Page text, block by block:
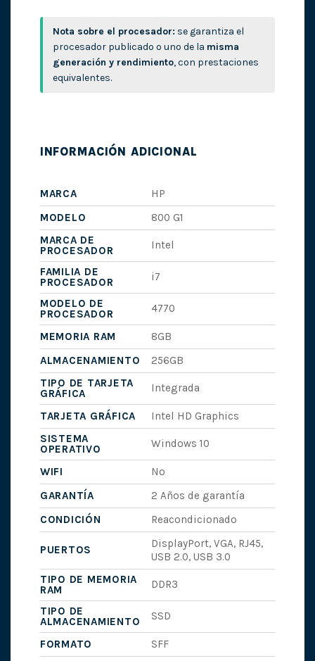
Nota sobre el procesador: se garantiza el
procesador publicado o uno de la misma
generación y rendimiento, con prestaciones
equivalentes.
INFORMACIÓN ADICIONAL
MARCA
HP
MODELO
800 G1
MARCA DE
PROCESADOR
Intel
FAMILIA DE
PROCESADOR
i7
MODELO DE
PROCESADOR
4770
MEMORIA RAM
8GB
ALMACENAMIENTO
256GB
TIPO DE TARJETA
GRÁFICA
Integrada
TARJETA GRÁFICA
Intel HD Graphics
SISTEMA
OPERATIVO
Windows 10
WIFI
No
GARANTÍA
2 Años de garantía
CONDICIÓN
Reacondicionado
PUERTOS
DisplayPort, VGA, RJ45,
USB 2.0, USB 3.0
TIPO DE MEMORIA
RAM
DDR3
TIPO DE
ALMACENAMIENTO
SSD
FORMATO
SFF